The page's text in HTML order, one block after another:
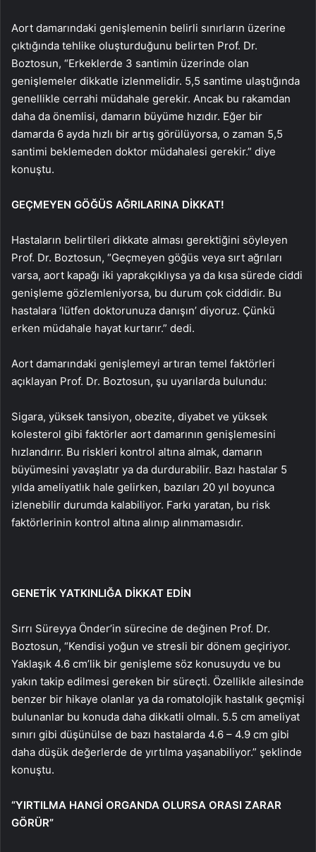
Aort damarındaki genişlemenin belirli sınırların üzerine
çıktığında tehlike oluşturduğunu belirten Prof. Dr.
Boztosun, “Erkeklerde 3 santimin üzerinde olan
genişlemeler dikkatle izlenmelidir. 5,5 santime ulaştığında
genellikle cerrahi müdahale gerekir. Ancak bu rakamdan
daha da önemlisi, damarın büyüme hızıdır. Eğer bir
damarda 6 ayda hızlı bir artış görülüyorsa, o zaman 5,5
santimi beklemeden doktor müdahalesi gerekir.” diye
konuştu.
GEÇMEYEN GÖĞÜS AĞRILARINA DİKKAT!
Hastaların belirtileri dikkate alması gerektiğini söyleyen
Prof. Dr. Boztosun, “Geçmeyen göğüs veya sırt ağrıları
varsa, aort kapağı iki yaprakçıklıysa ya da kısa sürede ciddi
genişleme gözlemleniyorsa, bu durum çok ciddidir. Bu
hastalara ‘lütfen doktorunuza danışın’ diyoruz. Çünkü
erken müdahale hayat kurtarır.” dedi.
Aort damarındaki genişlemeyi artıran temel faktörleri
açıklayan Prof. Dr. Boztosun, şu uyarılarda bulundu:
Sigara, yüksek tansiyon, obezite, diyabet ve yüksek
kolesterol gibi faktörler aort damarının genişlemesini
hızlandırır. Bu riskleri kontrol altına almak, damarın
büyümesini yavaşlatır ya da durdurabilir. Bazı hastalar 5
yılda ameliyatlık hale gelirken, bazıları 20 yıl boyunca
izlenebilir durumda kalabiliyor. Farkı yaratan, bu risk
faktörlerinin kontrol altına alınıp alınmamasıdır.
GENETİK YATKINLIĞA DİKKAT EDİN
Sırrı Süreyya Önder’in sürecine de değinen Prof. Dr.
Boztosun, “Kendisi yoğun ve stresli bir dönem geçiriyor.
Yaklaşık 4.6 cm’lik bir genişleme söz konusuydu ve bu
yakın takip edilmesi gereken bir süreçti. Özellikle ailesinde
benzer bir hikaye olanlar ya da romatolojik hastalık geçmişi
bulunanlar bu konuda daha dikkatli olmalı. 5.5 cm ameliyat
sınırı gibi düşünülse de bazı hastalarda 4.6 – 4.9 cm gibi
daha düşük değerlerde de yırtılma yaşanabiliyor.” şeklinde
konuştu.
“YIRTILMA HANGİ ORGANDA OLURSA ORASI ZARAR
GÖRÜR”